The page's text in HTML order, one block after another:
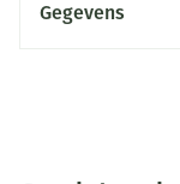
Gegevens